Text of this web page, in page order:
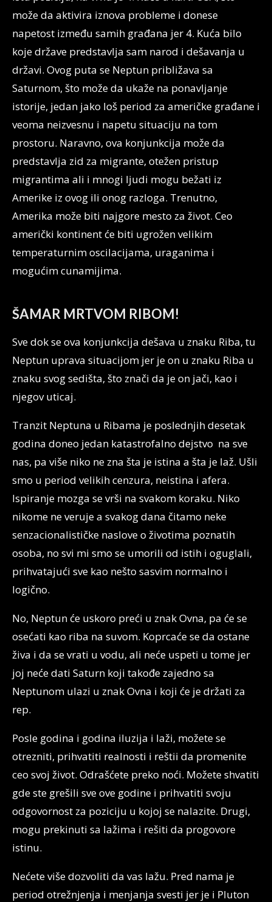
može da aktivira iznova probleme i donese
napetost između samih građana jer 4. Kuća bilo
koje države predstavlja sam narod i dešavanja u
državi. Ovog puta se Neptun približava sa
Saturnom, što može da ukaže na ponavljanje
istorije, jedan jako loš period za američke građane i
veoma neizvesnu i napetu situaciju na tom
prostoru. Naravno, ova konjunkcija može da
predstavlja zid za migrante, otežen pristup
migrantima ali i mnogi ljudi mogu bežati iz
Amerike iz ovog ili onog razloga. Trenutno,
Amerika može biti najgore mesto za život. Ceo
američki kontinent će biti ugrožen velikim
temperaturnim oscilacijama, uraganima i
mogućim cunamijima.
ŠAMAR MRTVOM RIBOM!
Sve dok se ova konjunkcija dešava u znaku Riba, tu
Neptun uprava situacijom jer je on u znaku Riba u
znaku svog sedišta, što znači da je on jači, kao i
njegov uticaj.
Tranzit Neptuna u Ribama je poslednjih desetak
godina doneo jedan katastrofalno dejstvo na sve
nas, pa više niko ne zna šta je istina a šta je laž. Ušli
smo u period velikih cenzura, neistina i afera.
Ispiranje mozga se vrši na svakom koraku. Niko
nikome ne veruje a svakog dana čitamo neke
senzacionalističke naslove o životima poznatih
osoba, no svi mi smo se umorili od istih i oguglali,
prihvatajući sve kao nešto sasvim normalno i
logično.
No, Neptun će uskoro preći u znak Ovna, pa će se
osećati kao riba na suvom. Koprcaće se da ostane
živa i da se vrati u vodu, ali neće uspeti u tome jer
joj neće dati Saturn koji takođe zajedno sa
Neptunom ulazi u znak Ovna i koji će je držati za
rep.
Posle godina i godina iluzija i laži, možete se
otrezniti, prihvatiti realnosti i reštii da promenite
ceo svoj život. Odrašćete preko noći. Možete shvatiti
gde ste grešili sve ove godine i prihvatiti svoju
odgovornost za poziciju u kojoj se nalazite. Drugi,
mogu prekinuti sa lažima i rešiti da progovore
istinu.
Nećete više dozvoliti da vas lažu. Pred nama je
period otrežnjenja i menjanja svesti jer je i Pluton